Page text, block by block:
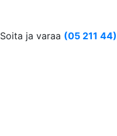
Soita ja varaa (05 211 44)